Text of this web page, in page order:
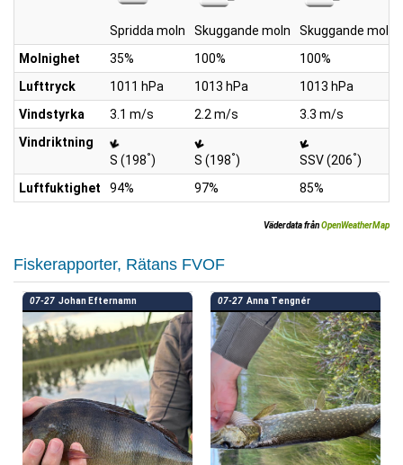
Spridda moln Skuggande moln
Skuggande moln
Molnighet
35% 100%
100%
Lufttryck
1011 hPa 1013 hPa
1013 hPa
Vindstyrka
3.1 m/s 2.2 m/s
3.3 m/s
Vindriktning
S (198°) S (198°) SSV (206°)
Luftfuktighet
94% 97% 85%
Väderdata frånOpenWeatherMap
Fiskerapporter, Rätans FVOF
07-27 Johan Efternamn 07-27 Anna Tengnér